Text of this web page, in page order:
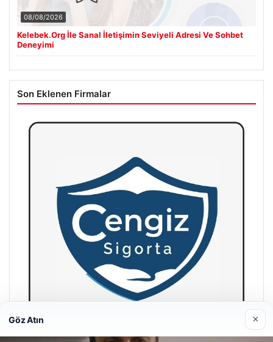
08/08/2026
Kelebek.Org İle Sanal İletişimin Seviyeli Adresi Ve Sohbet
Deneyimi
Son Eklenen Firmalar
Göz Atın ×